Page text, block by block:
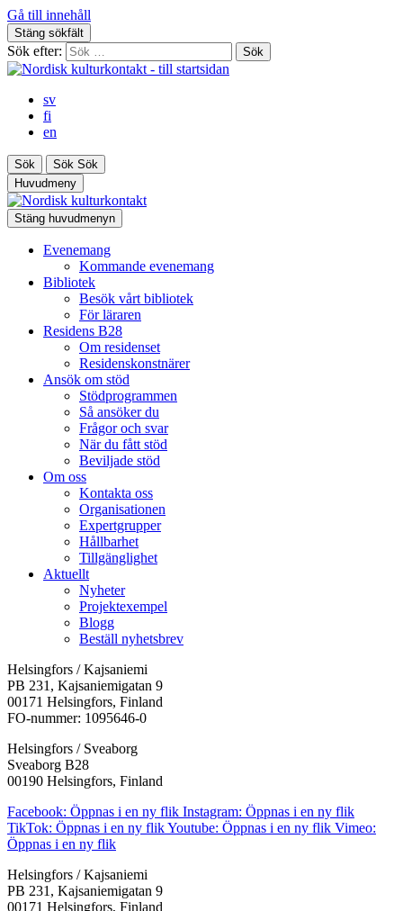
Gå till innehåll
Stäng sökfält
Sök efter:
sv
fi
en
Sök Sök Sök
Huvudmeny
Stäng huvudmenyn
Evenemang
Kommande evenemang
Bibliotek
Besök vårt bibliotek
För läraren
Residens B28
Om residenset
Residenskonstnärer
Ansök om stöd
Stödprogrammen
Så ansöker du
Frågor och svar
När du fått stöd
Beviljade stöd
Om oss
Kontakta oss
Organisationen
Expertgrupper
Hållbarhet
Tillgänglighet
Aktuellt
Nyheter
Projektexempel
Blogg
Beställ nyhetsbrev
Helsingfors / Kajsaniemi
PB 231, Kajsaniemigatan 9
00171 Helsingfors, Finland
FO-nummer: 1095646-0
Helsingfors / Sveaborg
Sveaborg B28
00190 Helsingfors, Finland
Facebook: Öppnas i en ny flik Instagram: Öppnas i en ny flik
TikTok: Öppnas i en ny flikYoutube: Öppnas i en ny flik Vimeo:
Öppnas i en ny flik
Helsingfors / Kajsaniemi
PB 231, Kajsaniemigatan 9
00171 Helsingfors, Finland